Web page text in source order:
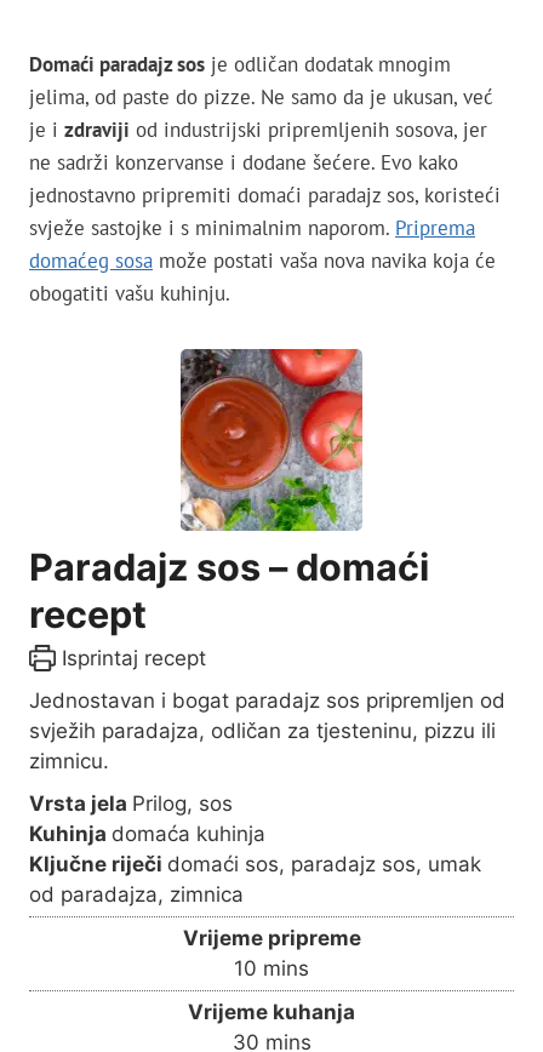
Domaći paradajz sos je odličan dodatak mnogim
jelima, od paste do pizze. Ne samo da je ukusan, već
je i zdraviji od industrijski pripremljenih sosova, jer
ne sadrži konzervanse i dodane šećere. Evo kako
jednostavno pripremiti domaći paradajz sos, koristeći
svježe sastojke i s minimalnim naporom. Priprema
domaćeg sosa može postati vaša nova navika koja će
obogatiti vašu kuhinju.
Paradajz sos – domaći
recept
Isprintaj recept
Jednostavan i bogat paradajz sos pripremljen od
svježih paradajza, odličan za tjesteninu, pizzu ili
zimnicu.
Vrsta jela Prilog, sos
Kuhinja domaća kuhinja
Ključne riječi domaći sos, paradajz sos, umak
od paradajza, zimnica
Vrijeme pripreme
10 m
i
n
mins
Vrijeme kuhanja
30mmins